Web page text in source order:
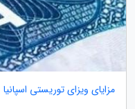
مزایای ویزای توریستی اسپانیا